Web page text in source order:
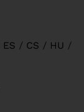
ES / CS / HU /